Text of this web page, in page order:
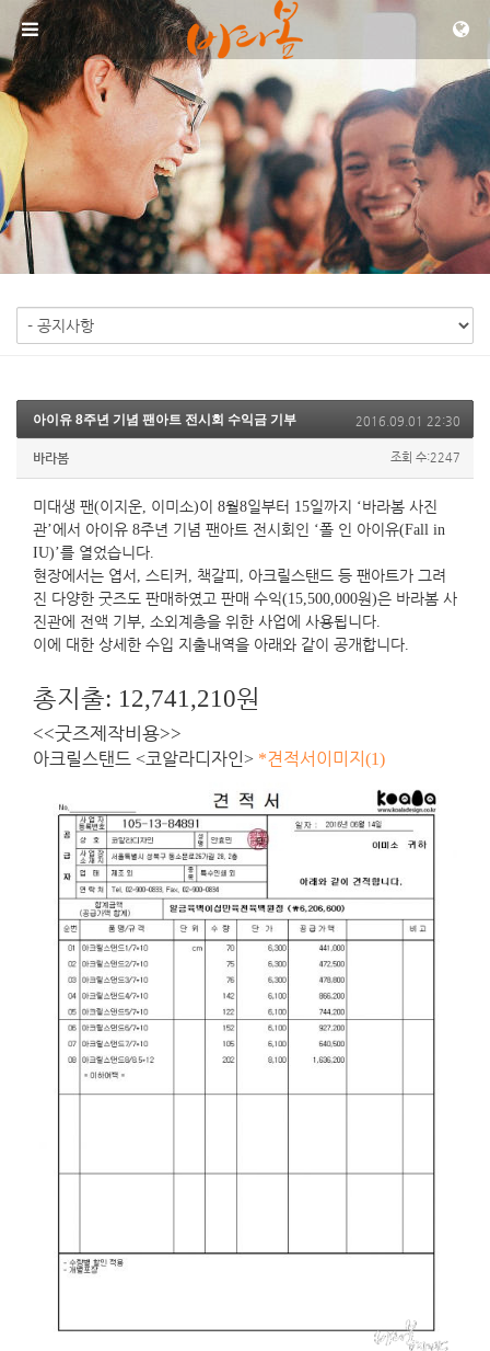
메뉴 건너뛰기
아이유 8주년 기념 팬아트 전시회 수익금 기부 2016.09.01 22:30
바라봄 조회 수:2247
미대생 팬(이지운, 이미소)이 8월8일부터 15일까지 ‘바라봄 사진
관’에서 아이유 8주년 기념 팬아트 전시회인 ‘폴 인 아이유(Fall in
IU)’를 열었습니다.
현장에서는 엽서 , 스티커 , 책갈피 , 아크릴스탠드 등 팬아트가 그려
진 다양한 굿즈도 판매하였고 판매 수익(15,500,000원)은 바라봄 사
진관에 전액 기부, 소외계층을 위한 사업에 사용됩니다.
이에 대한 상세한 수입 지출내역을 아래와 같이 공개합니다.
총지출: 12,741,210원
<<굿즈제작비용>>
아크릴스탠드 <코알라디자인> *견적서이미지 (1)